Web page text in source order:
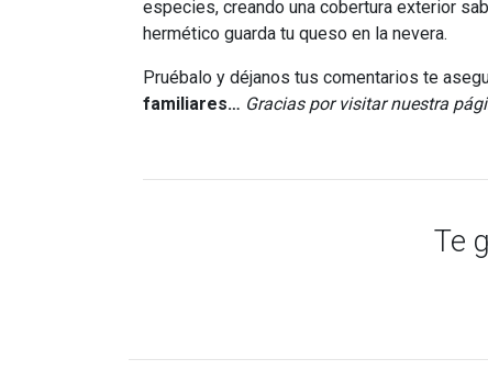
especies, creando una cobertura exterior
hermético guarda tu queso en la nevera.
Pruébalo y déjanos tus comentarios te
familiares… Gracias por visitar nuestra
Te